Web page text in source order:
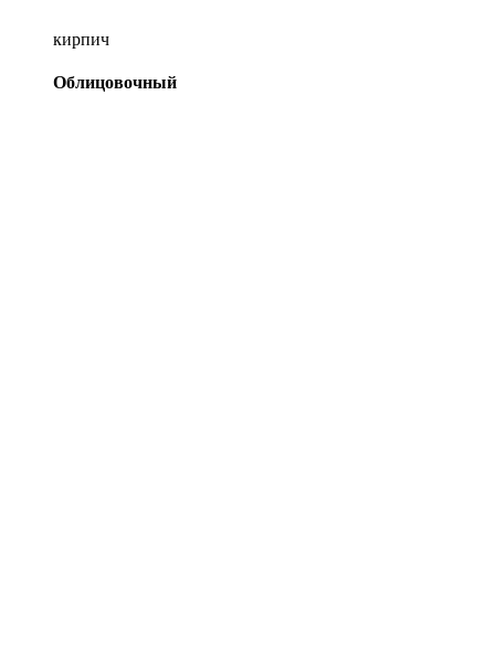
кирпич
Облицовочный